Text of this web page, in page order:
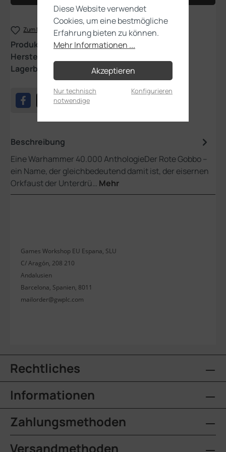
Zum Merkzettel hinzufügen
Produktnummer:AVBLRGDE
Hersteller:
Lagerbestand:
Beschreibung
Eine Warhammer 40.000 AnthologieDer Rote Gobbo –
ein Name, der gleichbedeutend damit ist, der eisernen
Orkfaust der Unterdrü… Mehr
Games Workshop EU Espana, SLU
C/ Aragón, 208 210
Andalusien
Barcelona, Spanien, 8011
mailorder@gwplc.com
Rechtliches
Informationen
Zahlungsmethoden
Versandmethoden
Diese Website verwendet
Cookies, um eine bestmögliche
Erfahrung bieten zu können.
Mehr Informationen ...
Akzeptieren
Nur technisch
notwendige
Konfigurieren